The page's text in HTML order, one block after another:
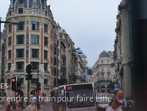
le train pour faire Lille